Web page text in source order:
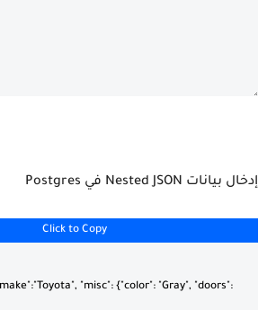
إدخال بيانات Nested JSON في Postgres
Click to Copy